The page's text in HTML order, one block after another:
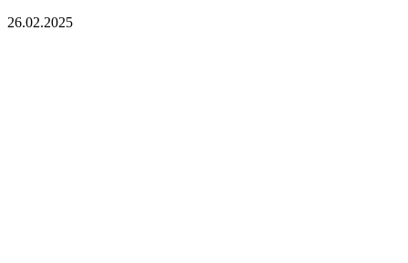
26.02.2025